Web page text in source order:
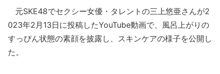
元SKE48でセクシー女優・タレントの三上悠亜さんが2
023年2月13日に投稿したYouTube動画で、風呂上がりの
すっぴん状態の素顔を披露し、スキンケアの様子を公開し
た。